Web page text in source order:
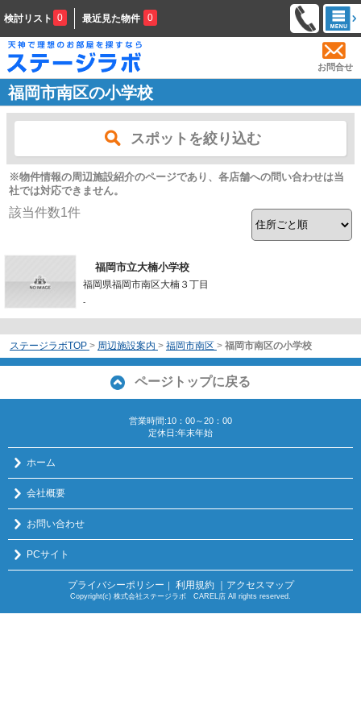
検討リスト 0 最近見た物件 0
お問合せ
福岡市南区の小学校
スポットを絞り込む
※物件情報の周辺施設紹介のページであり、各店舗への問い合わせは当
社では対応できません。
該当件数1件
福岡市立大楠小学校
福岡県福岡市南区大楠３丁目
-
ステージラボTOP > 周辺施設案内 > 福岡市南区 > 福岡市南区の小学校
ページトップに戻る
営業時間:10：00～20：00
定休日:年末年始
ホーム
会社概要
お問い合わせ
PCサイト
プライバシーポリシー ｜ 利用規約 ｜アクセスマップ
Copyright(c) 株式会社ステージラボ CAREL店 All rights reserved.